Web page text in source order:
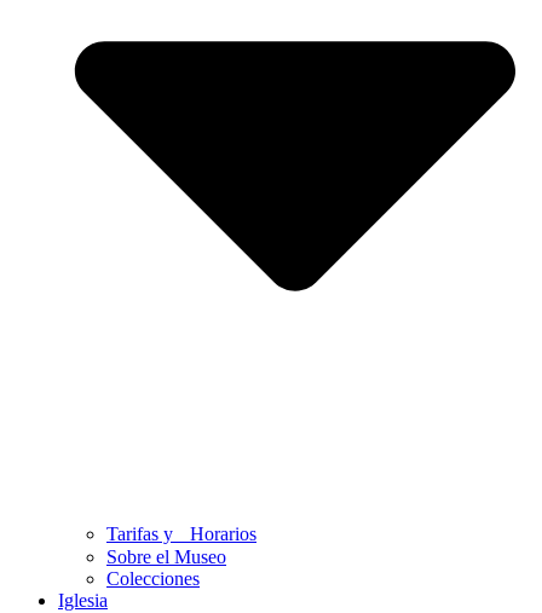
Tarifas y Horarios
Sobre el Museo
Colecciones
Iglesia